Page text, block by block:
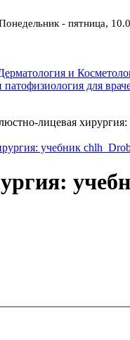
- пятница,
и
для
лицевая хирургия: